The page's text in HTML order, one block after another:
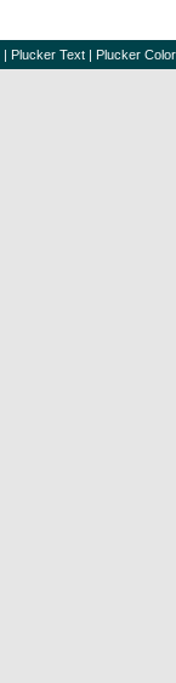
| Plucker Text | Plucker Color